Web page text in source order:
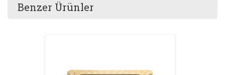
Benzer Ürünler